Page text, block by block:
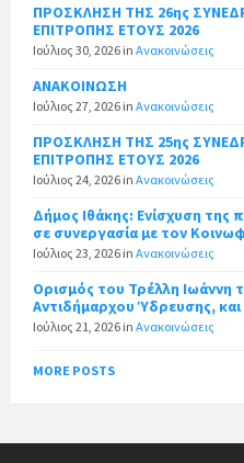
ΠΡΟΣΚΛΗΣΗ ΤΗΣ 26ης
ΕΠΙΤΡΟΠΗΣ ΕΤΟΥΣ 2026
Ιούλιος 30, 2026 in Ανακοινώσεις
ΑΝΑΚΟΙΝΩΣΗ
Ιούλιος 27, 2026 in Ανακοινώσεις
ΠΡΟΣΚΛΗΣΗ ΤΗΣ 25ης
ΕΠΙΤΡΟΠΗΣ ΕΤΟΥΣ 2026
Ιούλιος 24, 2026 in Ανακοινώσεις
Δήμος Ιθάκης: Ενίσχυση
σε συνεργασία με τον
Ιούλιος 23, 2026 in Ανακοινώσεις
Ορισμός του Τρέλλη
Αντιδήμαρχου Ύδρευσης, και
Ιούλιος 21, 2026 in Ανακοινώσεις
MORE POSTS